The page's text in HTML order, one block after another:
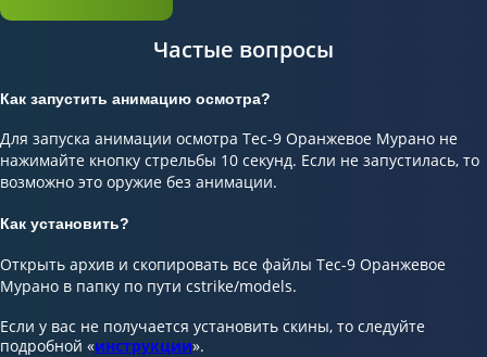
Частые вопросы
Как запустить анимацию осмотра?
Для запуска анимации осмотра Tec-9 Оранжевое Мурано не
нажимайте кнопку стрельбы 10 секунд. Если не запустилась, то
возможно это оружие без анимации.
Как установить?
Открыть архив и скопировать все файлы Tec-9 Оранжевое
Мурано в папку по пути cstrike/models.
Если у вас не получается установить скины, то следуйте
подробной «инструкции».